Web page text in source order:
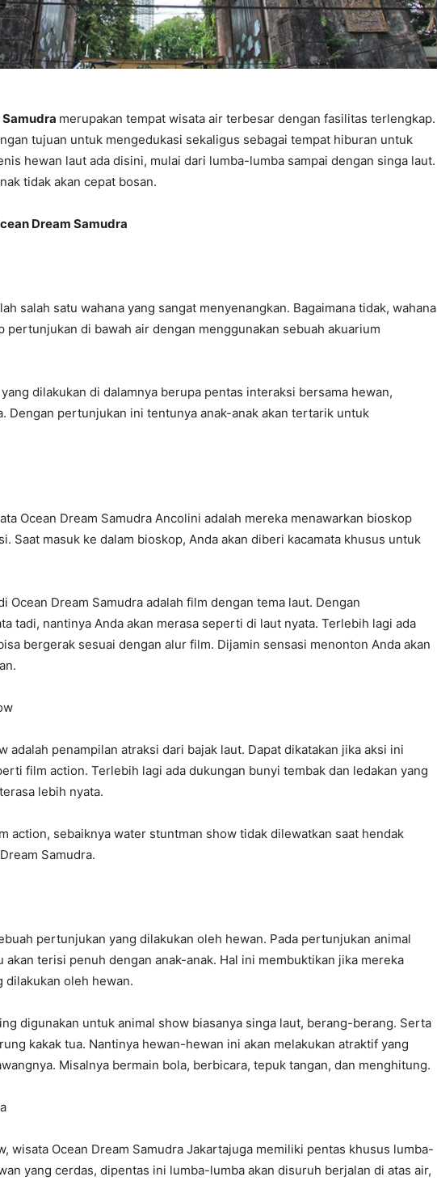
merupakan tempat wisata air terbesar dengan fasilitas terlengkap.
tujuan untuk mengedukasi sekaligus sebagai tempat hiburan untuk
hewan laut ada disini, mulai dari lumba-lumba sampai dengan singa laut.
tidak akan cepat bosan.
Dream Samudra
salah satu wahana yang sangat menyenangkan. Bagaimana tidak, wahana
pertunjukan di bawah air dengan menggunakan sebuah akuarium
dilakukan di dalamnya berupa pentas interaksi bersama hewan,
Dengan pertunjukan ini tentunya anak-anak akan tertarik untuk
Ocean Dream Samudra Ancolini adalah mereka menawarkan bioskop
Saat masuk ke dalam bioskop, Anda akan diberi kacamata khusus untuk
Ocean Dream Samudra adalah film dengan tema laut. Dengan
tadi, nantinya Anda akan merasa seperti di laut nyata. Terlebih lagi ada
bergerak sesuai dengan alur film. Dijamin sensasi menonton Anda akan
adalah penampilan atraksi dari bajak laut. Dapat dikatakan jika aksi ini
film action. Terlebih lagi ada dukungan bunyi tembak dan ledakan yang
lebih nyata.
action, sebaiknya water stuntman show tidak dilewatkan saat hendak
Samudra.
pertunjukan yang dilakukan oleh hewan. Pada pertunjukan animal
akan terisi penuh dengan anak-anak. Hal ini membuktikan jika mereka
dilakukan oleh hewan.
digunakan untuk animal show biasanya singa laut, berang-berang. Serta
kakak tua. Nantinya hewan-hewan ini akan melakukan atraktif yang
Misalnya bermain bola, berbicara, tepuk tangan, dan menghitung.
wisata Ocean Dream Samudra Jakartajuga memiliki pentas khusus lumba-
yang cerdas, dipentas ini lumba-lumba akan disuruh berjalan di atas air,